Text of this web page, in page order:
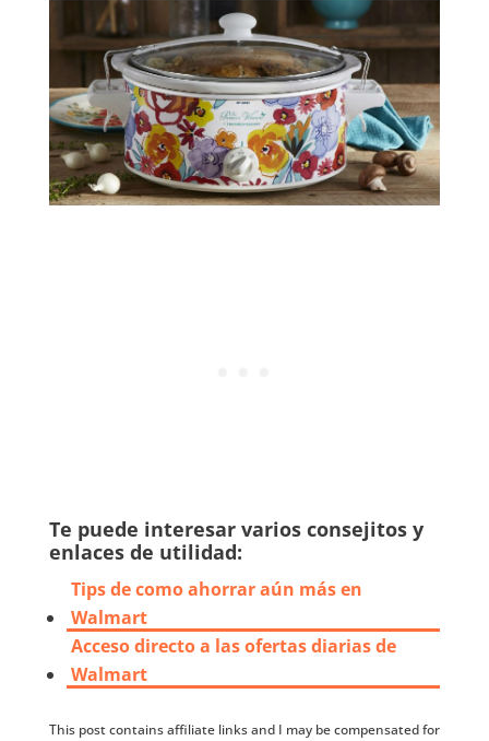
Te puede interesar varios consejitos y
enlaces de utilidad:
Tips de como ahorrar aún más en
Walmart
Acceso directo a las ofertas diarias de
Walmart
This post contains affiliate links and I may be compensated for